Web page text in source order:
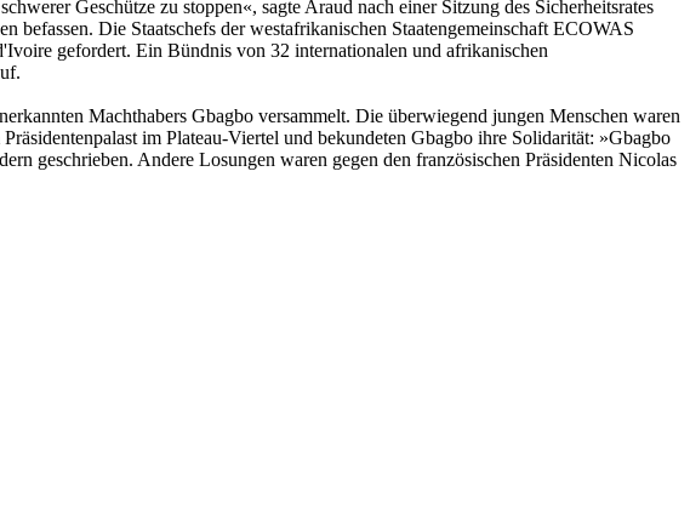
Geschütze zu stoppen«, sagte Araud nach einer Sitzung des Sicherheitsrates
Die Staatschefs der westafrikanischen Staatengemeinschaft ECOWAS
gefordert. Ein Bündnis von 32 internationalen und afrikanischen
Machthabers Gbagbo versammelt. Die überwiegend jungen Menschen waren
im Plateau-Viertel und bekundeten Gbagbo ihre Solidarität: »Gbagbo
geschrieben. Andere Losungen waren gegen den französischen Präsidenten Nicolas